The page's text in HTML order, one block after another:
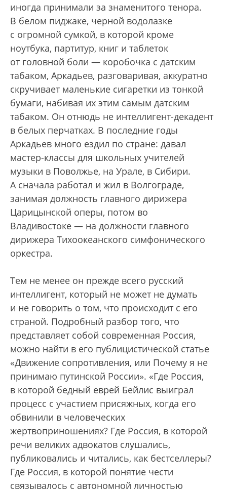
иногда принимали за знаменитого тенора.
В белом пиджаке, черной водолазке
с огромной сумкой, в которой кроме
ноутбука, партитур, книг и таблеток
от головной боли — коробочка с датским
табаком, Аркадьев, разговаривая, аккуратно
скручивает маленькие сигаретки из тонкой
бумаги, набивая их этим самым датским
табаком. Он отнюдь не интеллигент-декадент
в белых перчатках. В последние годы
Аркадьев много ездил по стране: давал
мастер-классы для школьных учителей
музыки в Поволжье, на Урале, в Сибири.
А сначала работал и жил в Волгограде,
занимая должность главного дирижера
Царицынской оперы, потом во
Владивостоке — на должности главного
дирижера Тихоокеанского симфонического
оркестра.
Тем не менее он прежде всего русский
интеллигент, который не может не думать
и не говорить о том, что происходит с его
страной. Подробный разбор того, что
представляет собой современная Россия,
можно найти в его публицистической статье
«Движение сопротивления, или Почему я не
принимаю путинской России». «Где Россия,
в которой бедный еврей Бейлис выиграл
процесс с участием присяжных, когда его
обвинили в человеческих
жертвоприношениях? Где Россия, в которой
речи великих адвокатов слушались,
публиковались и читались, как бестселлеры?
Где Россия, в которой понятие чести
связывалось с автономной личностью